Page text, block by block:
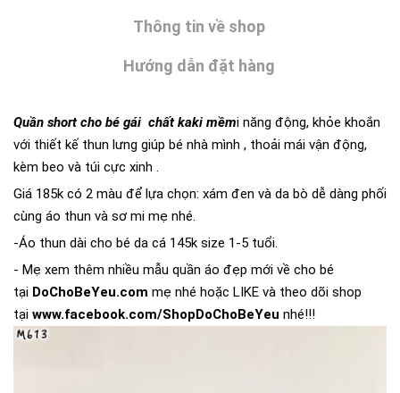
Thông tin về shop
Hướng dẫn đặt hàng
Quần short cho bé gái chất kaki mềmi năng động, khỏe khoắn
với thiết kế thun lưng giúp bé nhà mình , thoải mái vận động,
kèm beo và túi cực xinh .
Giá 185k có 2 màu để lựa chọn: xám đen và da bò dễ dàng phối
cùng áo thun và sơ mi mẹ nhé.
-Áo thun dài cho bé da cá 145k size 1-5 tuổi.
- Mẹ xem thêm nhiều mẫu quần áo đẹp mới về cho bé
tại DoChoBeYeu.com mẹ nhé hoặc LIKE và theo dõi shop
tại www.facebook.com/ShopDoChoBeYeu nhé!!!